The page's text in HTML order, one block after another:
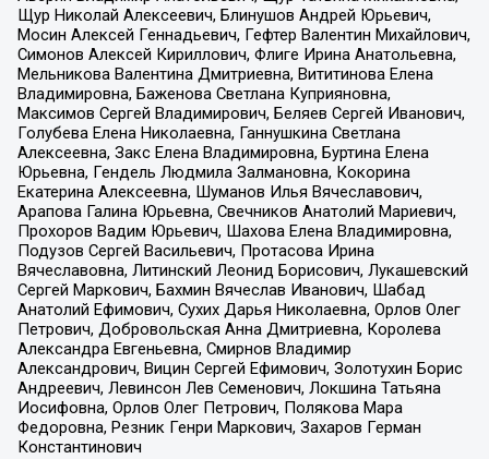
Щур Николай Алексеевич, Блинушов Андрей Юрьевич,
Мосин Алексей Геннадьевич, Гефтер Валентин Михайлович,
Симонов Алексей Кириллович, Флиге Ирина Анатольевна,
Мельникова Валентина Дмитриевна, Вититинова Елена
Владимировна, Баженова Светлана Куприяновна,
Максимов Сергей Владимирович, Беляев Сергей Иванович,
Голубева Елена Николаевна, Ганнушкина Светлана
Алексеевна, Закс Елена Владимировна, Буртина Елена
Юрьевна, Гендель Людмила Залмановна, Кокорина
Екатерина Алексеевна, Шуманов Илья Вячеславович,
Арапова Галина Юрьевна, Свечников Анатолий Мариевич,
Прохоров Вадим Юрьевич, Шахова Елена Владимировна,
Подузов Сергей Васильевич, Протасова Ирина
Вячеславовна, Литинский Леонид Борисович, Лукашевский
Сергей Маркович, Бахмин Вячеслав Иванович, Шабад
Анатолий Ефимович, Сухих Дарья Николаевна, Орлов Олег
Петрович, Добровольская Анна Дмитриевна, Королева
Александра Евгеньевна, Смирнов Владимир
Александрович, Вицин Сергей Ефимович, Золотухин Борис
Андреевич, Левинсон Лев Семенович, Локшина Татьяна
Иосифовна, Орлов Олег Петрович, Полякова Мара
Федоровна, Резник Генри Маркович, Захаров Герман
Константинович